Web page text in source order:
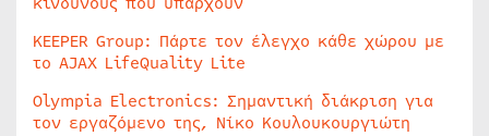
KEEPER Group: Πάρτε τον έλεγχο κάθε χώρου με
το AJAX LifeQuality Lite
Olympia Electronics: Σημαντική διάκριση για
τον εργαζόμενο της, Νίκο Κουλουκουργιώτη